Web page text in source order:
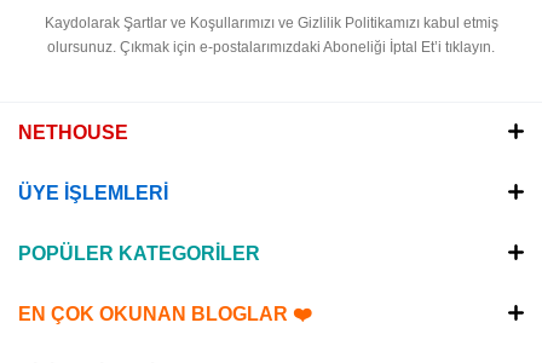
Kaydolarak Şartlar ve Koşullarımızı ve Gizlilik Politikamızı kabul etmiş
olursunuz. Çıkmak için e-postalarımızdaki Aboneliği İptal Et’i tıklayın.
NETHOUSE
ÜYE İŞLEMLERİ
POPÜLER KATEGORİLER
EN ÇOK OKUNAN BLOGLAR ❤️